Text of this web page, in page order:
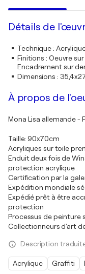
Détails de
Technique:
Finitions : Oeuvre
Encadrement sur
Dimensions :
À propos de
Mona Lisa allemande -
Taille: 90x70cm
Acryliques sur toile
Enduit deux fois de
protection acrylique
Certification par la
Expédition mondiale
Expédié prêt à être
protection
Processus de peinture
Collectionneurs d'art
Description
Acrylique Graffiti